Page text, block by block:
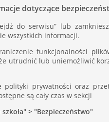
dotyczące
do serwisu” lub
wszystkich informacji.
funkcjonalności
utrudnić lub uniemożliwić
polityki prywatności oraz
są cały czas w sekcji
szkoła" > "Bezpieczeństwo"